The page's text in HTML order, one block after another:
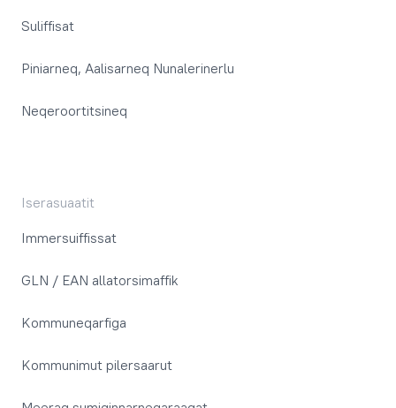
Suliffisat
Piniarneq, Aalisarneq Nunalerinerlu
Neqeroortitsineq
Iserasuaatit
Immersuiffissat
GLN / EAN allatorsimaffik
Kommuneqarfiga
Kommunimut pilersaarut